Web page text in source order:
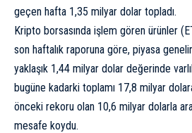
geçen hafta 1,35 milyar dolar topladı.
Kripto borsasında işlem gören ürünler
son haftalık raporuna göre, piyasa
yaklaşık 1,44 milyar dolar değerinde
bugüne kadarki toplamı 17,8 milyar
önceki rekoru olan 10,6 milyar dolarla
mesafe koydu.